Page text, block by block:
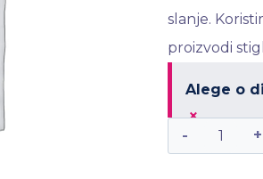
slanje.
proizvodi
Alege o
×